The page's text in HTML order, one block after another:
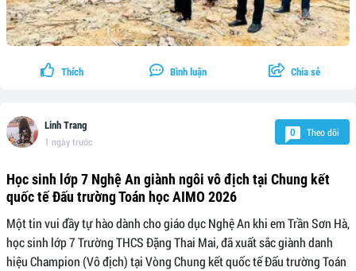
Thích Bình luận Chia sẻ
Linh Trang
1 ngày trước
0 Theo dõi
Học sinh lớp 7 Nghệ An giành ngôi vô địch tại Chung kết
quốc tế Đấu trường Toán học AIMO 2026
Một tin vui đầy tự hào dành cho giáo dục Nghệ An khi em Trần Sơn Hà,
học sinh lớp 7 Trường THCS Đặng Thai Mai, đã xuất sắc giành danh
hiệu Champion (Vô địch) tại Vòng Chung kết quốc tế Đấu trường Toán